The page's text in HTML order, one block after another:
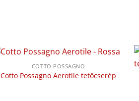
COTTO POSSAGNO
Cotto Possagno Aerotile tetőcserép